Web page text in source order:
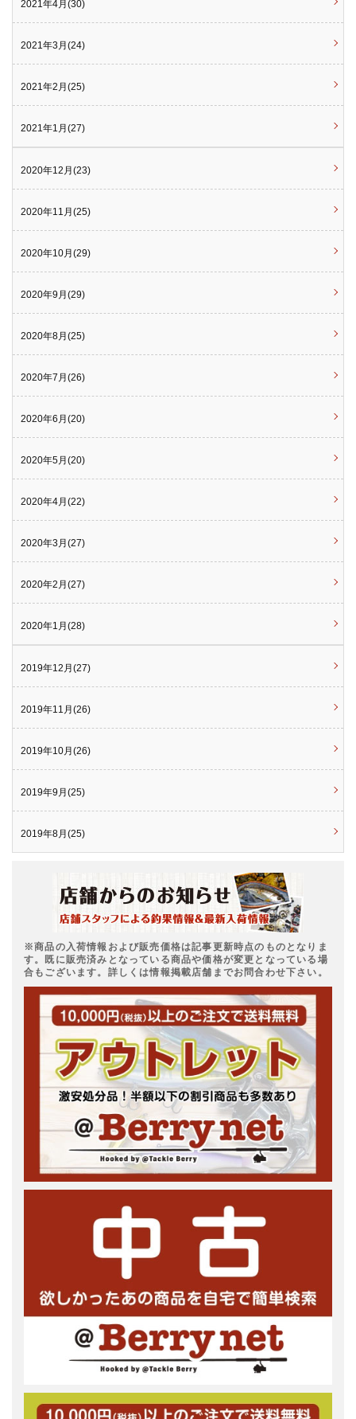
2021年4月(30)
2021年3月(24)
2021年2月(25)
2021年1月(27)
2020年12月(23)
2020年11月(25)
2020年10月(29)
2020年9月(29)
2020年8月(25)
2020年7月(26)
2020年6月(20)
2020年5月(20)
2020年4月(22)
2020年3月(27)
2020年2月(27)
2020年1月(28)
2019年12月(27)
2019年11月(26)
2019年10月(26)
2019年9月(25)
2019年8月(25)
※商品の入荷情報および販売価格は記事更新時点のものとなりま
す。既に販売済みとなっている商品や価格が変更となっている場
合もございます。詳しくは情報掲載店舗までお問合わせ下さい。